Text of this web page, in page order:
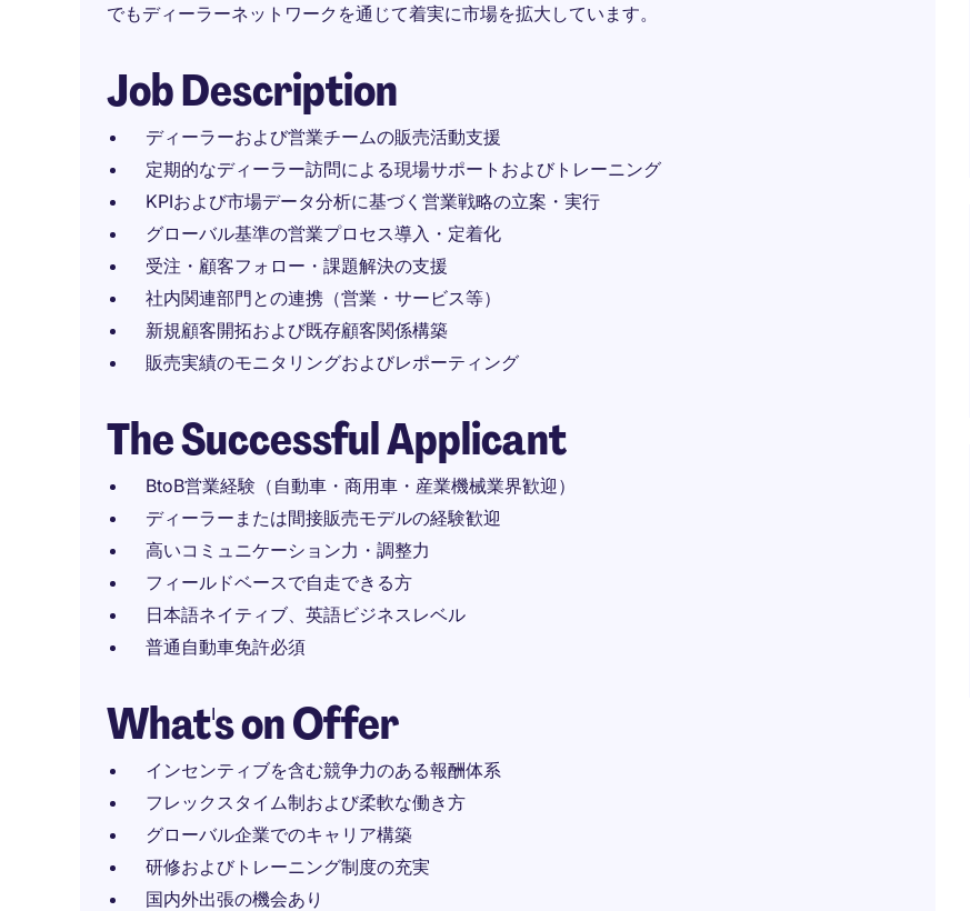
でもディーラーネットワークを通じて着実に市場を拡大しています。
Job Description
ディーラーおよび営業チームの販売活動支援
定期的なディーラー訪問による現場サポートおよびトレーニング
KPIおよび市場データ分析に基づく営業戦略の立案・実行
グローバル基準の営業プロセス導入・定着化
受注・顧客フォロー・課題解決の支援
社内関連部門との連携（営業・サービス等）
新規顧客開拓および既存顧客関係構築
販売実績のモニタリングおよびレポーティング
The Successful Applicant
BtoB営業経験（自動車・商用車・産業機械業界歓迎）
ディーラーまたは間接販売モデルの経験歓迎
高いコミュニケーション力・調整力
フィールドベースで自走できる方
日本語ネイティブ、英語ビジネスレベル
普通自動車免許必須
What's on Offer
インセンティブを含む競争力のある報酬体系
フレックスタイム制および柔軟な働き方
グローバル企業でのキャリア構築
研修およびトレーニング制度の充実
国内外出張の機会あり